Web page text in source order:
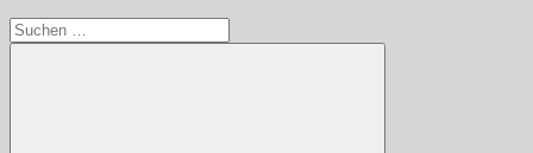
Suchen
nach: